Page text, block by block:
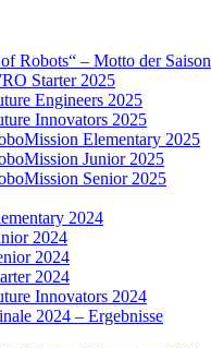
Robots“ – Motto der Saison
Starter 2025
Engineers 2025
Innovators 2025
Elementary 2025
Junior 2025
Senior 2025
2024
2024
2024
2024
Innovators 2024
2024 – Ergebnisse